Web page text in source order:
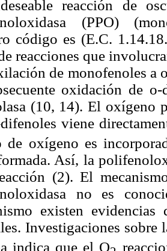
reacción de
(PPO)
código es (E.C.
reacciones que
de monofenoles a
oxidación de
(10, 14). El oxígeno
viene
de oxígeno es
Así, la
(2). El
no es
existen
Investigaciones sobre
indica que el O